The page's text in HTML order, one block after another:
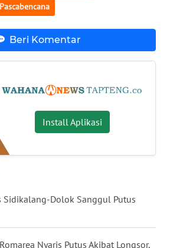
Pascabencana
Beri Komentar
Install Aplikasi
Sidikalang-Dolok Sanggul Putus
Nyaris Putus Akibat Longsor,